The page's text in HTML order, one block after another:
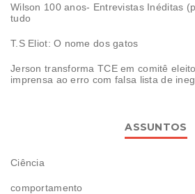
Wilson 100 anos- Entrevistas Inéditas
tudo
T.S Eliot: O nome dos gatos
Jerson transforma TCE em comitê
imprensa ao erro com falsa lista de
ASSUNTOS
Ciência
comportamento